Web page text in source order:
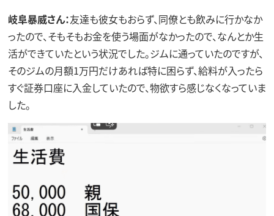
岐阜暴威さん：友達も彼女もおらず、同僚とも飲みに行かなか
ったので、そもそもお金を使う場面がなかったので、なんとか生
活ができていたという状況でした。ジムに通っていたのですが、
そのジムの月額1万円だけあれば特に困らず、給料が入ったら
すぐ証券口座に入金していたので、物欲すら感じなくなっていま
した。